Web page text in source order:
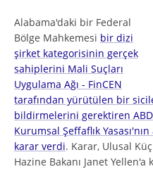
Alabama'daki bir Federal
Bölge Mahkemesi bir dizi
şirket kategorisinin gerçek
sahiplerini Mali Suçları
Uygulama Ağı - FinCEN
tarafından yürütülen bir
bildirmelerini gerektiren ABD
Kurumsal Şeffaflık
karar verdi. Karar, Ulusal
Hazine Bakanı Janet Yellen'a